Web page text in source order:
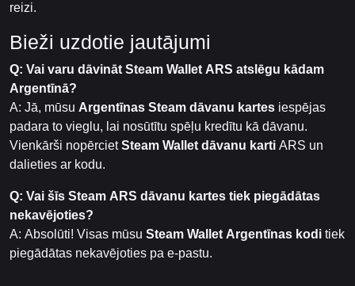
reizi.
Bieži uzdotie jautājumi
Q: Vai varu dāvināt Steam Wallet ARS atslēgu kādam
Argentīnā?
A: Jā, mūsu Argentīnas Steam dāvanu kartes iespējas
padara to vieglu, lai nosūtītu spēļu kredītu kā dāvanu.
Vienkārši nopērcietSteam Wallet dāvanu karti ARS un
dalieties ar kodu.
Q: Vai šīs Steam ARS dāvanu kartes tiek piegādātas
nekavējoties?
A: Absolūti! Visas mūsu Steam Wallet Argentīnas kodi tiek
piegādātas nekavējoties pa e-pastu.